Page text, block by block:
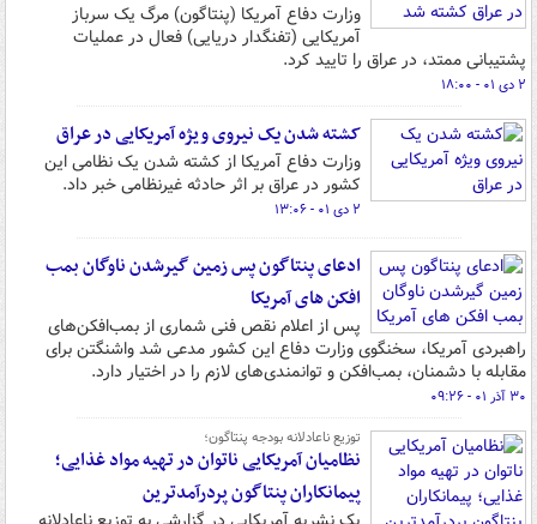
وزارت دفاع آمریکا (پنتاگون) مرگ یک سرباز
آمریکایی (تفنگدار دریایی) فعال در عملیات‌
پشتیبانی ممتد، در عراق را تایید کرد.
۲ دی ۰۱ - ۱۸:۰۰
کشته شدن یک نیروی ویژه آمریکایی در عراق
وزارت دفاع آمریکا از کشته شدن یک نظامی این
کشور در عراق بر اثر حادثه غیرنظامی خبر داد.
۲ دی ۰۱ - ۱۳:۰۶
ادعای پنتاگون پس زمین گیرشدن ناوگان بمب
افکن های آمریکا
پس از اعلام نقص فنی شماری از بمب‌افکن‌های
راهبردی آمریکا، سخنگوی وزارت دفاع این کشور مدعی شد واشنگتن برای
مقابله با دشمنان، بمب‌افکن و توانمندی‌های لازم را در اختیار دارد.
۳۰ آذر ۰۱ - ۰۹:۲۶
توزیع ناعادلانه بودجه پنتاگون؛
نظامیان آمریکایی ناتوان در تهیه مواد غذایی؛
پیمانکاران پنتاگون پردرآمدترین